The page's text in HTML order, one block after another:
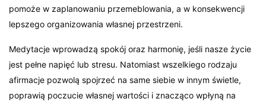
pomoże w zaplanowaniu przemeblowania, a w konsekwencji
lepszego organizowania własnej przestrzeni.
Medytacje wprowadzą spokój oraz harmonię, jeśli nasze życie
jest pełne napięć lub stresu. Natomiast wszelkiego rodzaju
afirmacje pozwolą spojrzeć na same siebie w innym świetle,
poprawią poczucie własnej wartości i znacząco wpłyną na